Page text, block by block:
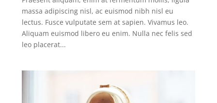
massa adipiscing nisl, ac euismod nibh nisl eu
lectus. Fusce vulputate sem at sapien. Vivamus leo.
Aliquam euismod libero eu enim. Nulla nec felis sed
leo placerat...